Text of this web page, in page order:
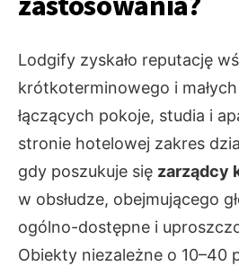
Lodgify zyskało reputację
krótkoterminowego i
łączących pokoje, studia i
stronie hotelowej zakres
gdy poszukuje się zarządcy
w obsłudze, obejmującego
ogólno-dostępne i
Obiekty niezależne o 10–40